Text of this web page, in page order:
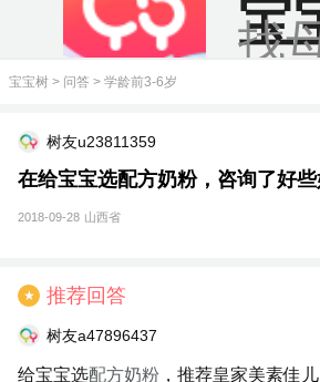
宝
找
宝宝树 > 问答 > 学龄前3-6岁
树友u23811359
在给宝宝选配方奶粉，咨询了好
2018-09-28 山西省
★ 推荐回答
树友a47896437
给宝宝选配方奶粉 ，推荐皇家美素佳